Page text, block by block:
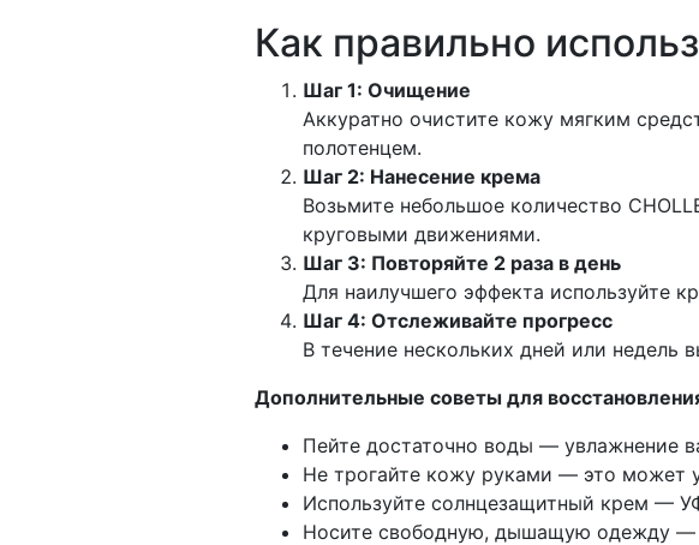
Как правильно
Шаг 1: Очищение
Аккуратно очистите кожу мягким
полотенцем.
Шаг 2: Нанесение крема
Возьмите небольшое количество
круговыми движениями.
Шаг 3: Повторяйте 2 раза в день
Для наилучшего эффекта используйте
Шаг 4: Отслеживайте прогресс
В течение нескольких дней или недель
Дополнительные советы для
Пейте достаточно воды — увлажнение
Не трогайте кожу руками — это может
Используйте солнцезащитный крем —
Носите свободную, дышащую одежду —